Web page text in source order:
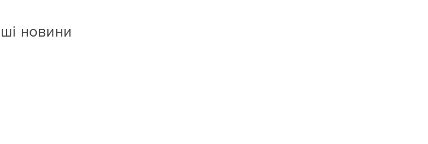
новини